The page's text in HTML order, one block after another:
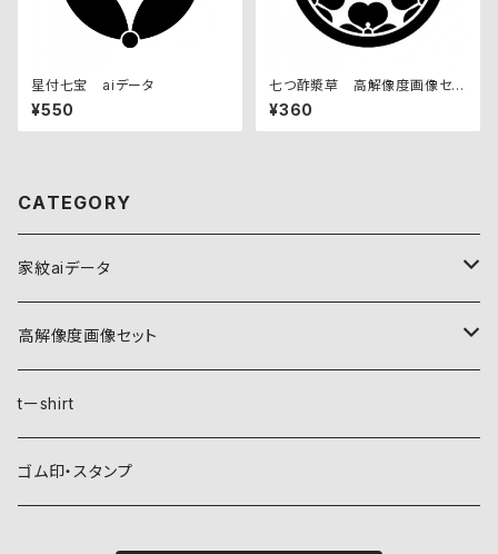
星付七宝 aiデータ
¥550
七つ酢漿草 高解像度画像セッ
ト
¥360
CATEGORY
家紋aiデータ
自然紋
稲妻
霞
植物紋
葵
動物紋
高解像度画像セット
自然紋
稲妻
植物紋
tーshirt
ゴム印・スタンプ